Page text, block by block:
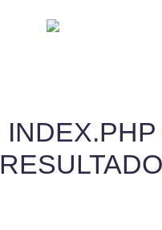
INDEX.PHP